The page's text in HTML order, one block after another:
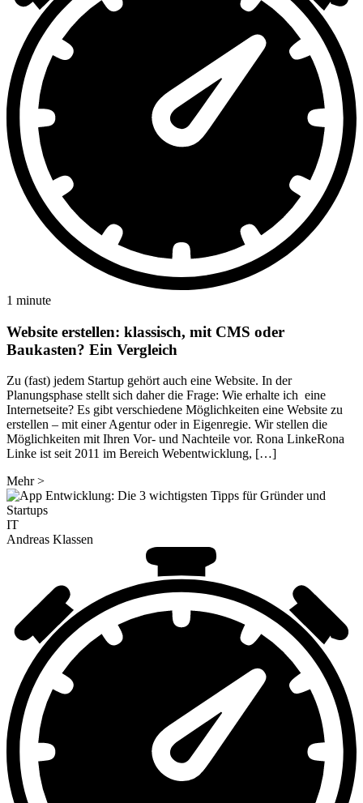
1 minute
Website erstellen: klassisch, mit CMS oder
Baukasten? Ein Vergleich
Zu (fast) jedem Startup gehört auch eine Website. In der
Planungsphase stellt sich daher die Frage: Wie erhalte ich eine
Internetseite? Es gibt verschiedene Möglichkeiten eine Website zu
erstellen – mit einer Agentur oder in Eigenregie. Wir stellen die
Möglichkeiten mit Ihren Vor- und Nachteile vor. Rona LinkeRona
Linke ist seit 2011 im Bereich Webentwicklung, […]
Mehr>
IT
Andreas Klassen